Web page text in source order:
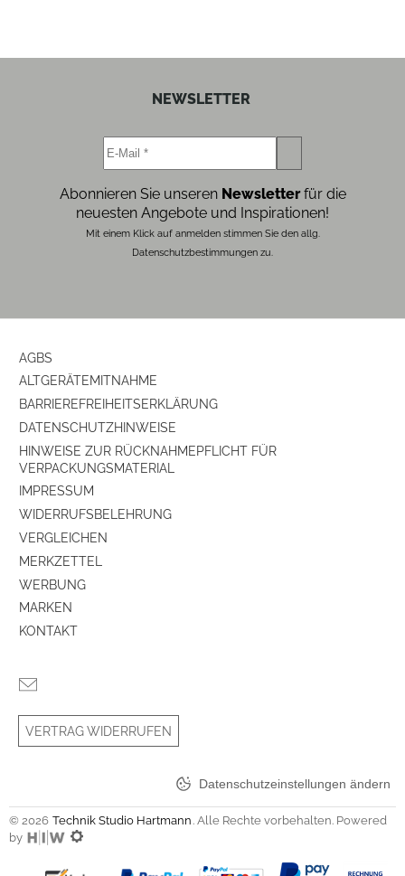
NEWSLETTER
Abonnieren Sie unseren Newsletterfür die
neuesten Angebote und Inspirationen!
Mit einem Klick auf anmelden stimmen Sie den allg.
Datenschutzbestimmungen zu.
AGBS
ALTGERÄTEMITNAHME
BARRIEREFREIHEITSERKLÄRUNG
DATENSCHUTZHINWEISE
HINWEISE ZUR RÜCKNAHMEPFLICHT FÜR
VERPACKUNGSMATERIAL
IMPRESSUM
WIDERRUFSBELEHRUNG
VERGLEICHEN
MERKZETTEL
WERBUNG
MARKEN
KONTAKT
VERTRAG WIDERRUFEN
Datenschutzeinstellungen ändern
© 2026 Technik Studio Hartmann. Alle Rechte vorbehalten. Powered
by